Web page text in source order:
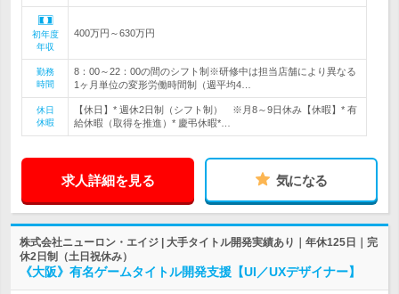
初年度
年収
400万円～630万円
勤務
時間
8：00～22：00の間のシフト制※研修中は担当店舗により異なる
1ヶ月単位の変形労働時間制（週平均4…
休日
休暇
【休日】* 週休2日制（シフト制） ※月8～9日休み【休暇】* 有
給休暇（取得を推進）* 慶弔休暇*…
求人詳細を見る 気になる
株式会社ニューロン・エイジ | 大手タイトル開発実績あり｜年休125日｜完
休2日制（土日祝休み）
《大阪》有名ゲームタイトル開発支援【UI／UXデザイナー】